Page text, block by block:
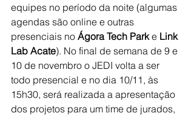
equipes no período da noite (algumas
agendas são online e outras
presenciais no Ágora Tech Park e Link
Lab Acate). No final de semana de 9 e
10 de novembro o JEDI volta a ser
todo presencial e no dia 10/11, às
15h30, será realizada a apresentação
dos projetos para um time de jurados,